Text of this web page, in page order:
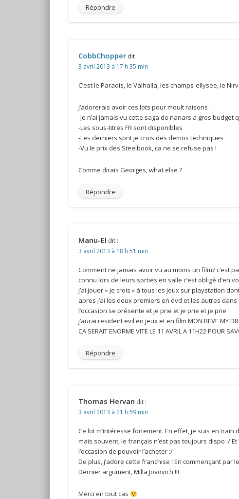
Répondre
CobbChopper dit :
3 avril 2013 à 17 h 35 min
C’est le Paradis, le Valhalla, les champs-ellysee, le
J’adorerais avoir ces lots pour moult raisons :
-Je n’ai jamais vu cette saga de nanars a gros budget
-Les sous-titres FR sont disponibles
-Les derniers sont je crois des demos techniques
-Vu le prix des Steelbook, ca ne se refuse pas !
Comme dirais Georges, what else ?
Répondre
Manu-El dit :
3 avril 2013 à 18 h 51 min
Comment ne jamais avoir vu au moins un film? c’est
connu lors de leurs sorties en salle c’est obligé d’en
j’ai jouer « je crois » à tous les jeux sur playstation
apres j’ai les deux premiers en dvd et les autres
l’occasion se présente et je prie et je prie et je prie
j’aurai resident evil en jeux et en film MON REVE MY
CA SERAIT ENORME VITE LE 11 AVRIL A 11H22 POUR
Répondre
Thomas Hervan dit :
3 avril 2013 à 21 h 59 min
Ce lot m’intéresse fortement. En effet, je suis en
mais souvent, le français n’est pas toujours dispo :/
l’occasion de pouvoir l’acheter :/
De plus, j’adore cette franchise ! En commençant
Dernier argument, Milla Jovovich !!!
Merci en tout cas